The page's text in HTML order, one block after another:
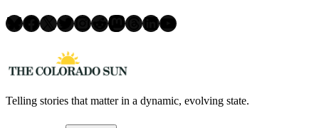
Bluesky
Facebook
X Twitter
Instagram
Reddit
Mastodon
Threads
LinkedIn
YouTube
to
Telling stories that matter in a dynamic, evolving state.